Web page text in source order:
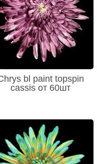
bl paint topspin
cassis от 60шт